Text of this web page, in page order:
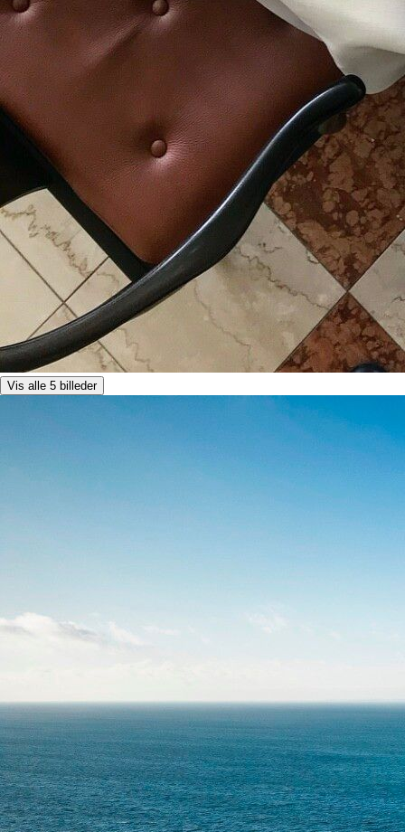
Vis alle 5 billeder